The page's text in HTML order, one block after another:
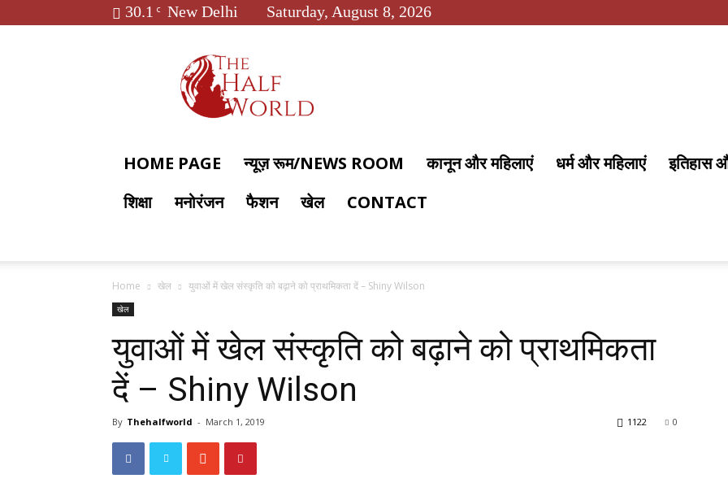
30.1 C New Delhi Saturday, August 8, 2026
World
HOME PAGE न्यूज़ रूम/NEWS ROOM कानून और महिलाएं धर्म और महिलाएं इतिहास
शिक्षा
मनोरंजन फैशन खेल CONTACT
Home खेल युवाओं में खेल संस्कृति को बढ़ाने को प्राथमिकता दें – Shiny Wilson
खेल
युवाओं में खेल संस्कृति को बढ़ाने को प्राथमिकता
दें – Shiny Wilson
By Thehalfworld - March 1, 2019 0
1122